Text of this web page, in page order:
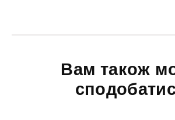
Вам також